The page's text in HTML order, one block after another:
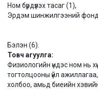
Ном бүрдүүлэх тасаг (1),
Эрдэм шинжилгээний фонд
Бэлэн (6).
Товч агуулга:
Физиологийн үндэс ном нь
тогтолцооны үйл
холбоо, амьд биеийн